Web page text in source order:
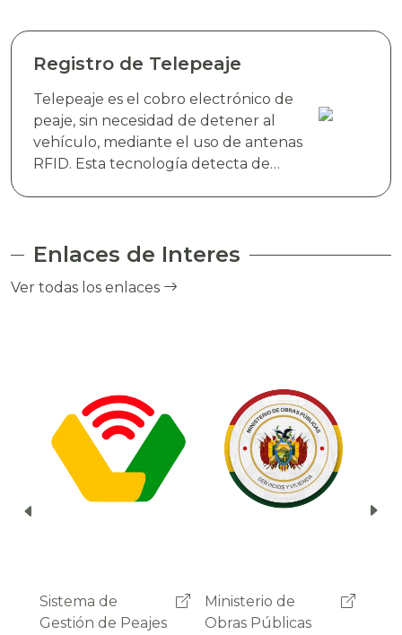
Registro de Telepeaje
Telepeaje es el cobro electrónico de
peaje, sin necesidad de detener al
vehículo, mediante el uso de antenas
RFID. Esta tecnología detecta de
el cobro de peaje a través del debito
usuario.
Enlaces de Interes
Ver todas los enlaces
Ministerio de
Obras Públicas
Administradora
Boliviana de